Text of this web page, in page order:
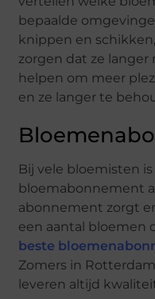
bepaalde
knippen en
zorgen dat ze langer
helpen om meer
en ze langer te
Bij vele bloemisten
bloemabonnement
abonnement zorgt
een aantal bloemen
beste
Zomers in
leveren altijd